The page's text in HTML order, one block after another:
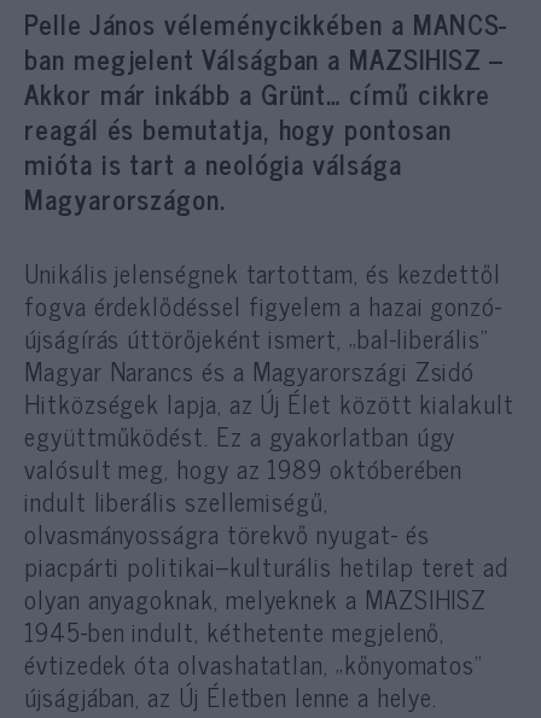
Pelle János véleménycikkében a MANCS-
ban megjelent Válságban a MAZSIHISZ –
Akkor már inkább a Grünt… című cikkre
reagál és bemutatja, hogy pontosan
mióta is tart a neológia válsága
Magyarországon.
Unikális jelenségnek tartottam, és kezdettől
fogva érdeklődéssel figyelem a hazai gonzó-
újságírás úttörőjeként ismert, „bal-liberális”
Magyar Narancs és a Magyarországi Zsidó
Hitközségek lapja, az Új Élet között kialakult
együttműködést. Ez a gyakorlatban úgy
valósult meg, hogy az 1989 októberében
indult liberális szellemiségű,
olvasmányosságra törekvő nyugat- és
piacpárti politikai–kulturális hetilap teret ad
olyan anyagoknak, melyeknek a MAZSIHISZ
1945-ben indult, kéthetente megjelenő,
évtizedek óta olvashatatlan, „kőnyomatos”
újságjában, az Új Életben lenne a helye.